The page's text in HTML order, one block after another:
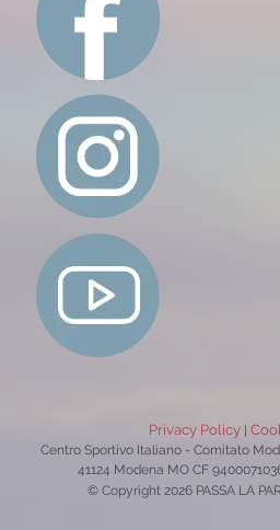
Privacy Policy
Centro Sportivo Italiano - Comitato
41124 Modena MO CF
© Copyright 2026 PASSA LA